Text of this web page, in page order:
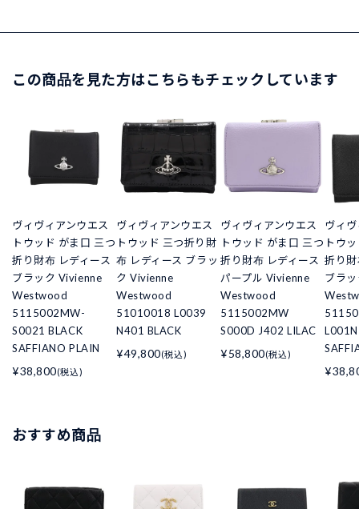
この商品を見た方はこちらもチェックしています
ヴィヴィアンウエス
トウッド がま口 三つ
折り財布 レディース
ブラック Vivienne
Westwood
5115002MW-
S0021 BLACK
SAFFIANO PLAIN
¥38,800(税込)
ヴィヴィアンウエス
トウッド 三つ折り財
布 レディース ブラッ
ク Vivienne
Westwood
51010018 L0039
N401 BLACK
¥49,800(税込)
ヴィヴィアンウエス
トウッド がま口 三つ
折り財布 レディース
パープル Vivienne
Westwood
5115002MW
S000D J402 LILAC
¥58,800(税込)
ヴィ
トウ
折り
ブラ
おすすめ商品